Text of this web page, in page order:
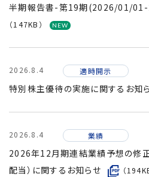
半期報告書-第19期(2026/01/
（147KB）
2026.8.4 適時開示
特別株主優待の実施に関するお知
2026.8.4 業績
2026年12月期連結業績予想の修
配当）に関するお知らせ
（